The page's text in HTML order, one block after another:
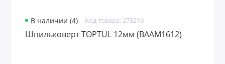
В наличии (4) Код товара: 273210
Шпильковерт TOPTUL 12мм (BAAM1612)